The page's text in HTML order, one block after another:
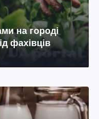
на городі
фахівців